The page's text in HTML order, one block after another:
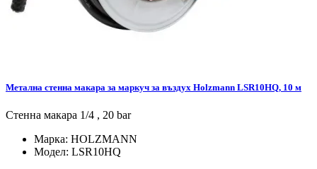
Метална стенна макара за маркуч за въздух Holzmann LSR10HQ, 10 м
Стенна макара 1/4 , 20 bar
Марка: HOLZMANN
Модел: LSR10HQ